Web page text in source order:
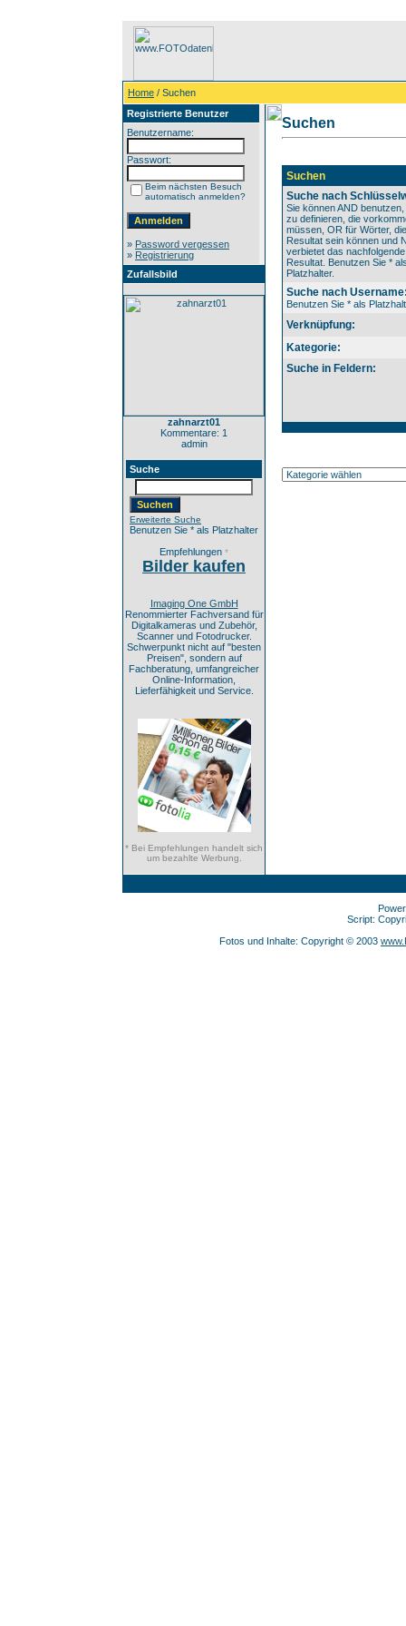
Home / Suchen
Registrierte Benutzer
Benutzername:
Passwort:
Beim nächsten Besuch
automatisch anmelden?
» Password vergessen
» Registrierung
Zufallsbild
zahnarzt01
Kommentare: 1
admin
Suche
Erweiterte Suche
Benutzen Sie * als Platzhalter
Empfehlungen *
Bilder kaufen
Imaging One GmbH
Renommierter Fachversand für
Digitalkameras und Zubehör,
Scanner und Fotodrucker.
Schwerpunkt nicht auf "besten
Preisen", sondern auf
Fachberatung, umfangreicher
Online-Information,
Lieferfähigkeit und Service.
* Bei Empfehlungen handelt sich
um bezahlte Werbung.
Suchen
Suchen
Suche nach
Sie können AND
zu definieren, die
müssen, OR für Wörter,
Resultat sein können und
verbietet das
Resultat. Benutzen Sie *
Platzhalter.
Suche nach
Benutzen Sie * als
Verknüpfung:
Kategorie:
Suche in Feldern:
Script:
Fotos und Inhalte: Copyright © 2003